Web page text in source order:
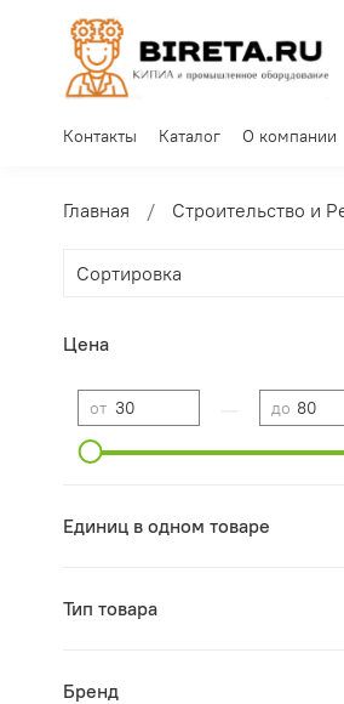
Контакты Каталог О компании
Главная Строительство и
Цена
от до
Единиц в одном товаре
Тип товара
Бренд